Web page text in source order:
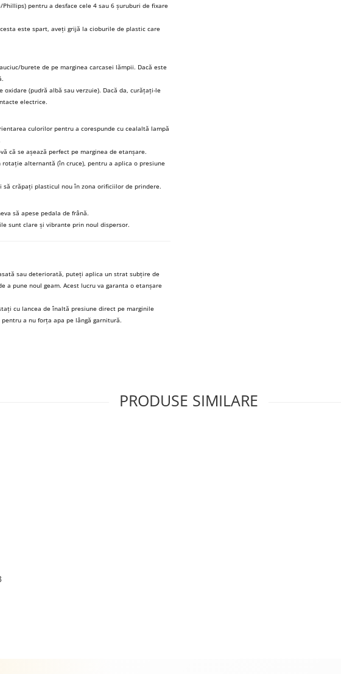
pentru a desface cele 4 sau 6 șuruburi de fixare
este spart, aveți grijă la cioburile de plastic care
burete de pe marginea carcasei lămpii. Dacă este
(pudră albă sau verzuie). Dacă da, curățați-le
electrice.
culorilor pentru a corespunde cu cealaltă lampă
că se așează perfect pe marginea de etanșare.
rotație alternantă (în cruce), pentru a aplica o presiune
să crăpați plasticul nou în zona orificiilor de prindere.
să apese pedala de frână.
sunt clare și vibrante prin noul dispersor.
sau deteriorată, puteți aplica un strat subțire de
a pune noul geam. Acest lucru va garanta o etanșare
cu lancea de înaltă presiune direct pe marginile
pentru a nu forța apa pe lângă garnitură.
PRODUSE SIMILARE